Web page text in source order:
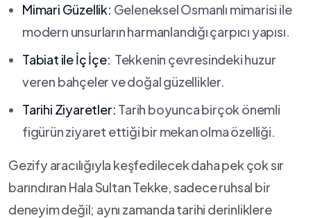
Mimari​ Güzellik: Geleneksel Osmanlı mimarisi ile
modern ‍unsurların harmanlandığı ⁣çarpıcı yapısı.
Tabiat ile İç‌ İçe: ⁤ Tekkenin çevresindeki huzur
veren bahçeler ve doğal güzellikler.
Tarihi Ziyaretler: Tarih boyunca ​birçok‍ önemli
figürün ziyaret ettiği bir mekan olma özelliği.
Gezify aracılığıyla keşfedilecek​ daha pek ​çok sır
barındıran Hala ⁢Sultan Tekke, sadece ruhsal bir⁣
deneyim‍ değil; aynı zamanda tarihi derinliklere